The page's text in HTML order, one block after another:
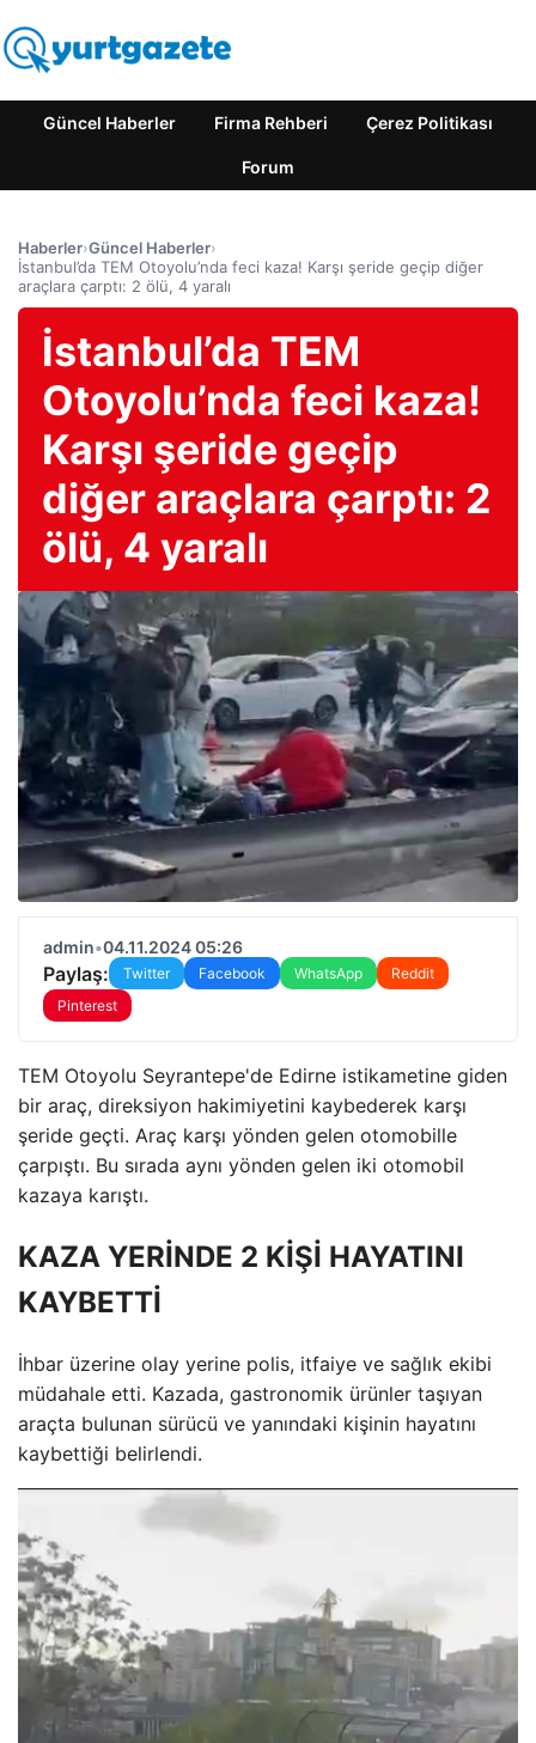
Güncel Haberler Firma Rehberi Çerez Politikası
Forum
Haberler›Güncel Haberler›
İstanbul’da TEM Otoyolu’nda feci kaza! Karşı şeride geçip diğer
araçlara çarptı: 2 ölü, 4 yaralı
İstanbul’da TEM
Otoyolu’nda feci kaza!
Karşı şeride geçip
diğer araçlara çarptı: 2
ölü, 4 yaralı
admin•04.11.2024 05:26
Paylaş: Twitter Facebook WhatsApp
Reddit
Pinterest
TEM Otoyolu Seyrantepe'de Edirne istikametine giden
bir araç, direksiyon hakimiyetini kaybederek karşı
şeride geçti. Araç karşı yönden gelen otomobille
çarpıştı. Bu sırada aynı yönden gelen iki otomobil
kazaya karıştı.
KAZA YERİNDE 2 KİŞİ HAYATINI
KAYBETTİ
İhbar üzerine olay yerine polis, itfaiye ve sağlık ekibi
müdahale etti. Kazada, gastronomik ürünler taşıyan
araçta bulunan sürücü ve yanındaki kişinin hayatını
kaybettiği belirlendi.